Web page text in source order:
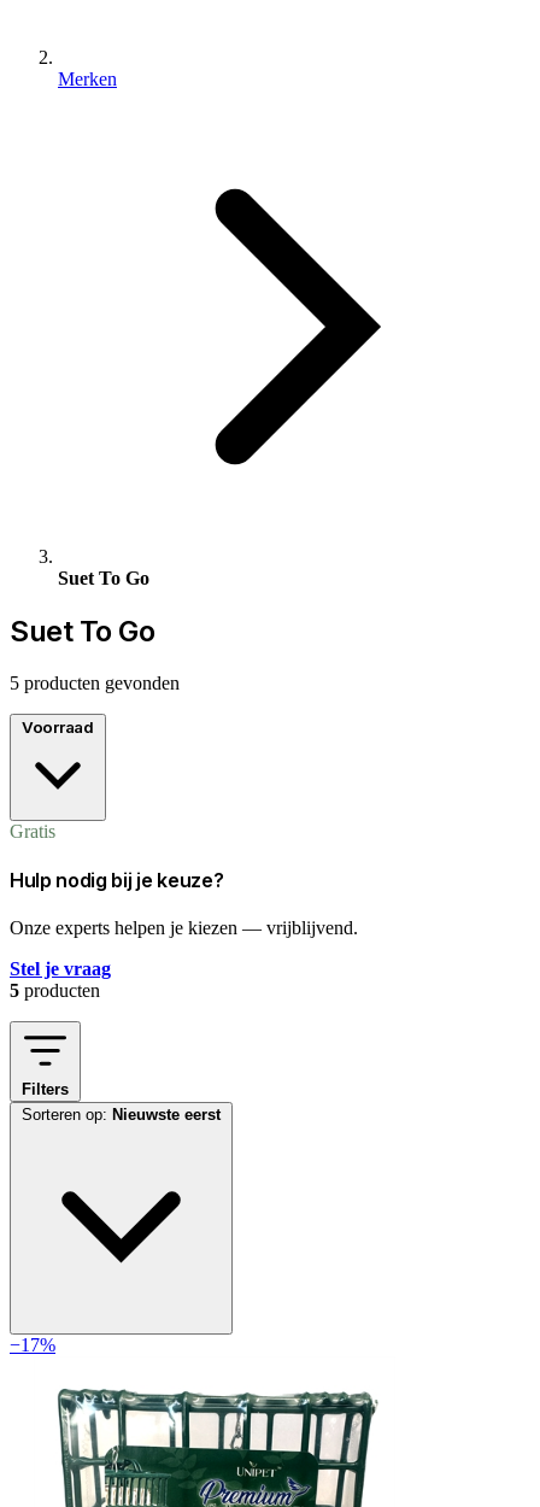
Merken
Suet To Go
Suet To Go
5 producten gevonden
Voorraad
Gratis
Hulp nodig bij je keuze?
Onze experts helpen je kiezen — vrijblijvend.
Stel je vraag
5 producten
Filters
Sorteren op: Nieuwste eerst
−17%